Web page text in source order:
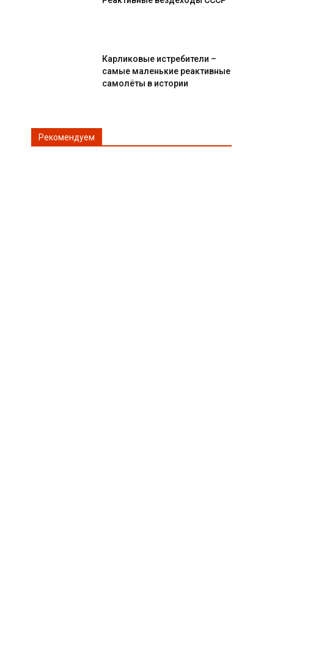
Карликовые истребители –
самые маленькие реактивные
самолёты в истории
Рекомендуем